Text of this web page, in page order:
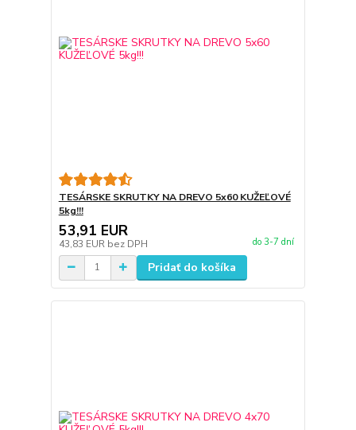
TESÁRSKE SKRUTKY NA DREVO 5x60 KUŽEĽOVÉ
5kg!!!
53,91 EUR
43,83 EUR bez DPH do 3-7 dní
Pridať do košíka